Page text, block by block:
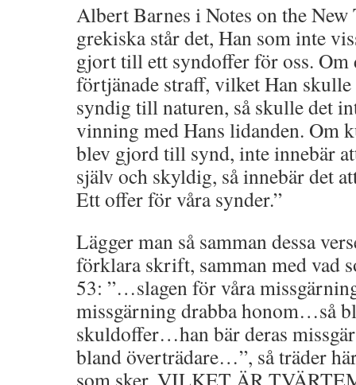
Albert Barnes i Notes on the New
grekiska står det, Han som inte
gjort till ett syndoffer för oss. Om
förtjänade straff, vilket Han
syndig till naturen, så skulle det
vinning med Hans lidanden. Om
blev gjord till synd, inte innebär
själv och skyldig, så innebär det
Ett offer för våra synder.”
Lägger man så samman dessa
förklara skrift, samman med vad
53: ”…slagen för våra
missgärning drabba honom…så
skuldoffer…han bär deras
bland överträdare…”, så träder
som sker, VILKET ÄR